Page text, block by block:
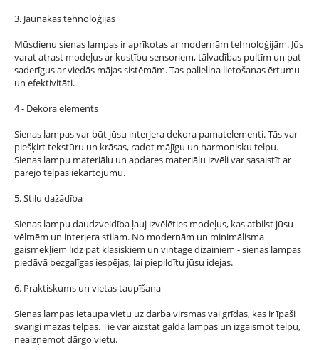
3. Jaunākās tehnoloģijas
Mūsdienu sienas lampas ir aprīkotas ar modernām tehnoloģijām. Jūs
varat atrast modeļus ar kustību sensoriem, tālvadības pultīm un pat
saderīgus ar viedās mājas sistēmām. Tas palielina lietošanas ērtumu
un efektivitāti.
4 - Dekora elements
Sienas lampas var būt jūsu interjera dekora pamatelementi. Tās var
piešķirt tekstūru un krāsas, radot mājīgu un harmonisku telpu.
Sienas lampu materiālu un apdares materiālu izvēli var sasaistīt ar
pārējo telpas iekārtojumu.
5. Stilu dažādība
Sienas lampu daudzveidība ļauj izvēlēties modeļus, kas atbilst jūsu
vēlmēm un interjera stilam. No modernām un minimālisma
gaismekļiem līdz pat klasiskiem un vintage dizainiem - sienas lampas
piedāvā bezgalīgas iespējas, lai piepildītu jūsu idejas.
6. Praktiskums un vietas taupīšana
Sienas lampas ietaupa vietu uz darba virsmas vai grīdas, kas ir īpaši
svarīgi mazās telpās. Tie var aizstāt galda lampas un izgaismot telpu,
neaizņemot dārgo vietu.